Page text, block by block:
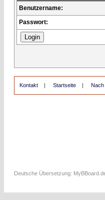
Benutzername:
Passwort:
Kontakt | Startseite | Nach
Deutsche Übersetzung: